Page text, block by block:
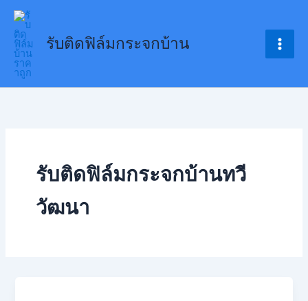
Skip
content
รับติดฟิล์มกระจกบ้าน
รับติดฟิล์มกระจกบ้านทวี
วัฒนา